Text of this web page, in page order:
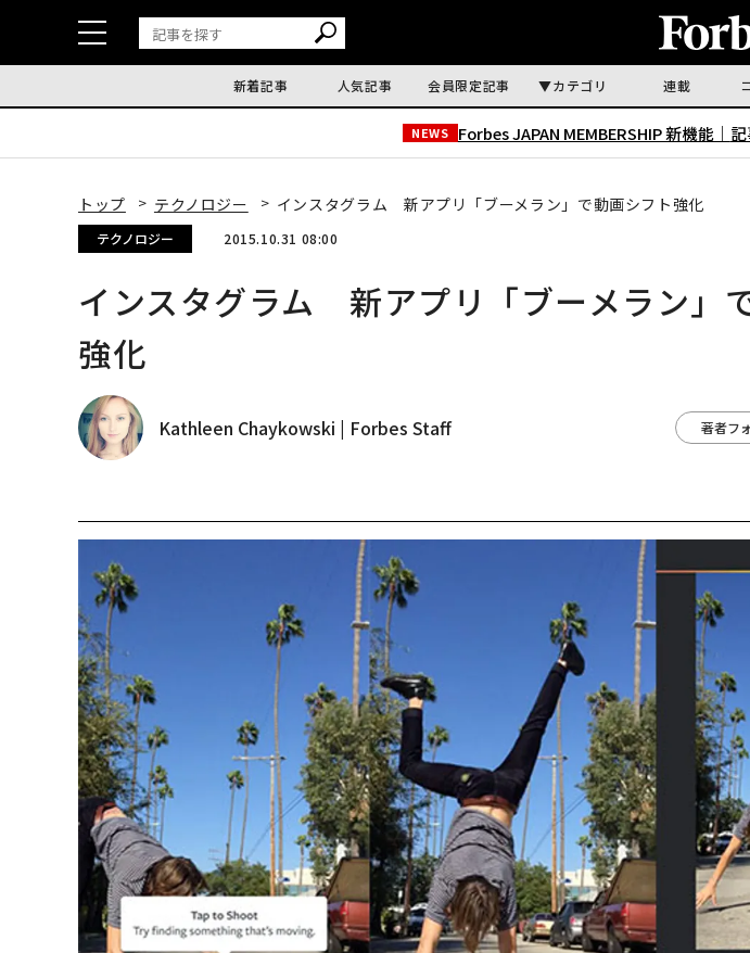
新着記事 人気記事 会員限定記事 カテゴリ 連載
NEWS Forbes JAPAN MEMBERSHIP 新機能｜
トップ テクノロジー インスタグラム 新アプリ「ブーメラン」で動画シフト強化
テクノロジー 2015.10.31 08:00
インスタグラム 新アプリ「ブーメラン」
強化
Kathleen Chaykowski | Forbes Staff 著者フ